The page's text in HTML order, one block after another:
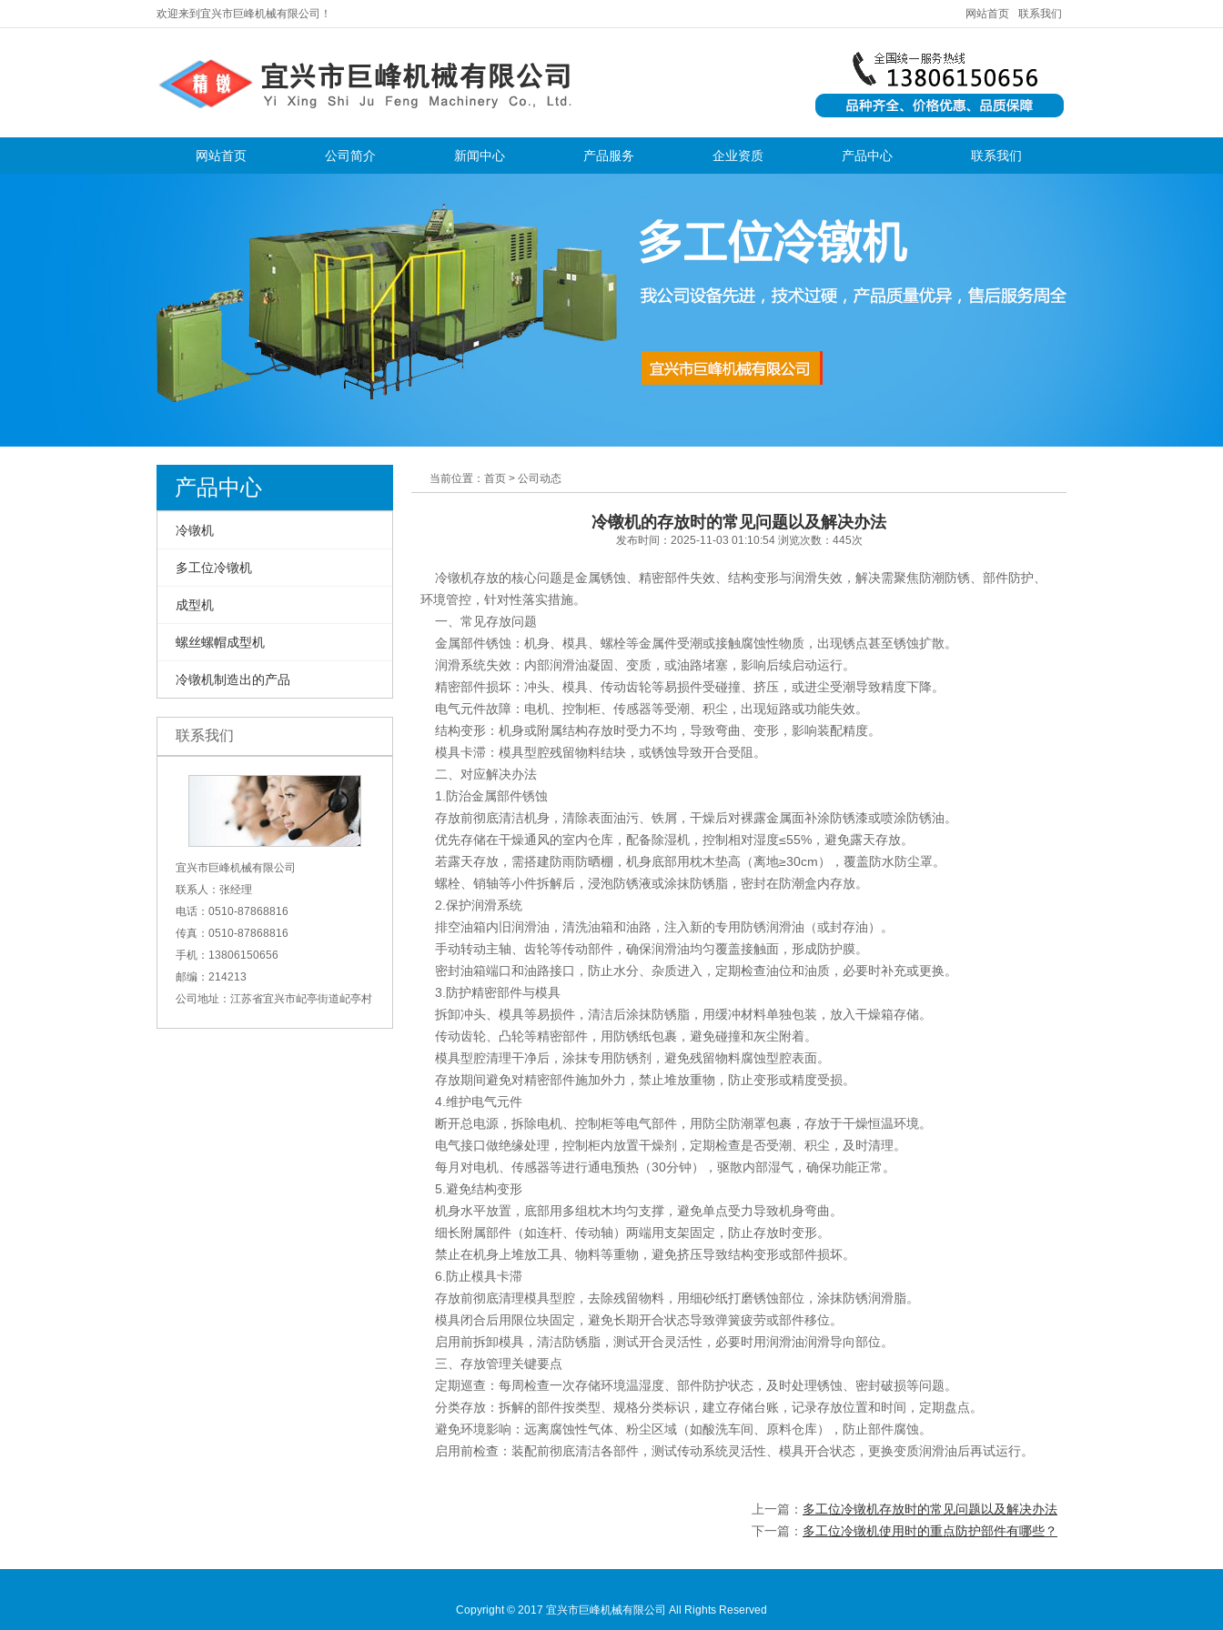
欢迎来到宜兴市巨峰机械有限公司！ 网站首页 联系我们
网站首页 公司简介 新闻中心 产品服务 企业资质 产品中心 联系我们
产品中心
冷镦机
多工位冷镦机
成型机
螺丝螺帽成型机
冷镦机制造出的产品
联系我们
宜兴市巨峰机械有限公司
联系人：张经理
电话：0510-87868816
传真：0510-87868816
手机：13806150656
邮编：214213
公司地址：江苏省宜兴市屺亭街道屺亭村
当前位置：首页 > 公司动态
冷镦机的存放时的常见问题以及解决办法
发布时间：2025-11-03 01:10:54 浏览次数：445次
冷镦机存放的核心问题是金属锈蚀、精密部件失效、结构变形与润滑失效，解决需聚焦防潮防锈、部件防护、
环境管控，针对性落实措施。
一、常见存放问题
金属部件锈蚀：机身、模具、螺栓等金属件受潮或接触腐蚀性物质，出现锈点甚至锈蚀扩散。
润滑系统失效：内部润滑油凝固、变质，或油路堵塞，影响后续启动运行。
精密部件损坏：冲头、模具、传动齿轮等易损件受碰撞、挤压，或进尘受潮导致精度下降。
电气元件故障：电机、控制柜、传感器等受潮、积尘，出现短路或功能失效。
结构变形：机身或附属结构存放时受力不均，导致弯曲、变形，影响装配精度。
模具卡滞：模具型腔残留物料结块，或锈蚀导致开合受阻。
二、对应解决办法
1.防治金属部件锈蚀
存放前彻底清洁机身，清除表面油污、铁屑，干燥后对裸露金属面补涂防锈漆或喷涂防锈油。
优先存储在干燥通风的室内仓库，配备除湿机，控制相对湿度≤55%，避免露天存放。
若露天存放，需搭建防雨防晒棚，机身底部用枕木垫高（离地≥30cm），覆盖防水防尘罩。
螺栓、销轴等小件拆解后，浸泡防锈液或涂抹防锈脂，密封在防潮盒内存放。
2.保护润滑系统
排空油箱内旧润滑油，清洗油箱和油路，注入新的专用防锈润滑油（或封存油）。
手动转动主轴、齿轮等传动部件，确保润滑油均匀覆盖接触面，形成防护膜。
密封油箱端口和油路接口，防止水分、杂质进入，定期检查油位和油质，必要时补充或更换。
3.防护精密部件与模具
拆卸冲头、模具等易损件，清洁后涂抹防锈脂，用缓冲材料单独包装，放入干燥箱存储。
传动齿轮、凸轮等精密部件，用防锈纸包裹，避免碰撞和灰尘附着。
模具型腔清理干净后，涂抹专用防锈剂，避免残留物料腐蚀型腔表面。
存放期间避免对精密部件施加外力，禁止堆放重物，防止变形或精度受损。
4.维护电气元件
断开总电源，拆除电机、控制柜等电气部件，用防尘防潮罩包裹，存放于干燥恒温环境。
电气接口做绝缘处理，控制柜内放置干燥剂，定期检查是否受潮、积尘，及时清理。
每月对电机、传感器等进行通电预热（30分钟），驱散内部湿气，确保功能正常。
5.避免结构变形
机身水平放置，底部用多组枕木均匀支撑，避免单点受力导致机身弯曲。
细长附属部件（如连杆、传动轴）两端用支架固定，防止存放时变形。
禁止在机身上堆放工具、物料等重物，避免挤压导致结构变形或部件损坏。
6.防止模具卡滞
存放前彻底清理模具型腔，去除残留物料，用细砂纸打磨锈蚀部位，涂抹防锈润滑脂。
模具闭合后用限位块固定，避免长期开合状态导致弹簧疲劳或部件移位。
启用前拆卸模具，清洁防锈脂，测试开合灵活性，必要时用润滑油润滑导向部位。
三、存放管理关键要点
定期巡查：每周检查一次存储环境温湿度、部件防护状态，及时处理锈蚀、密封破损等问题。
分类存放：拆解的部件按类型、规格分类标识，建立存储台账，记录存放位置和时间，定期盘点。
避免环境影响：远离腐蚀性气体、粉尘区域（如酸洗车间、原料仓库），防止部件腐蚀。
启用前检查：装配前彻底清洁各部件，测试传动系统灵活性、模具开合状态，更换变质润滑油后再试运行。
上一篇： 多工位冷镦机存放时的常见问题以及解决办法
下一篇： 多工位冷镦机使用时的重点防护部件有哪些？
Copyright © 2017 宜兴市巨峰机械有限公司 All Rights Reserved